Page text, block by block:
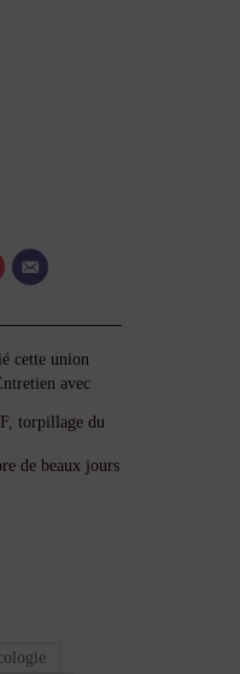
cette union
avec
torpillage du
de beaux jours